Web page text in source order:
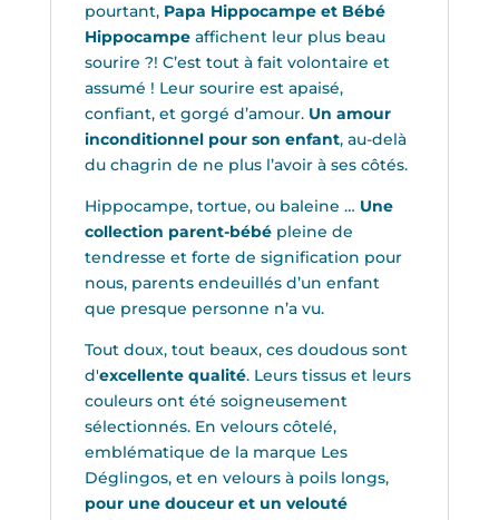
pourtant, Papa Hippocampe et Bébé
Hippocampeaffichent leur plus beau
sourire ?! C’est tout à fait volontaire et
assumé ! Leur sourire est apaisé,
confiant, et gorgé d’amour. Un amour
inconditionnel pour son enfant, au-delà
du chagrin de ne plus l’avoir à ses côtés.
Hippocampe, tortue, ou baleine … Une
collection parent-bébépleine de
tendresse et forte de signification pour
nous, parents endeuillés d’un enfant
que presque personne n’a vu.
Tout doux, tout beaux, ces doudous sont
d'excellente qualité. Leurs tissus et leurs
couleurs ont été soigneusement
sélectionnés. En velours côtelé,
emblématique de la marque Les
Déglingos, et en velours à poils longs,
pour une douceur et un velouté